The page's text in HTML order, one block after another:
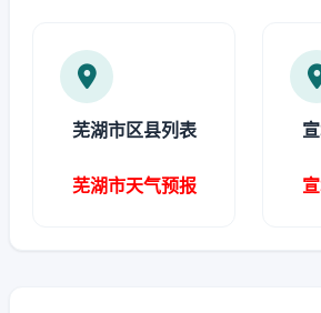
芜湖市区县列表
芜湖市天气预报